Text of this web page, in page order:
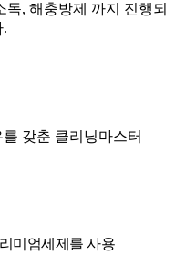
, 해충방제 까지 진행되
.
갖춘 클리닝마스터
미엄세제를 사용